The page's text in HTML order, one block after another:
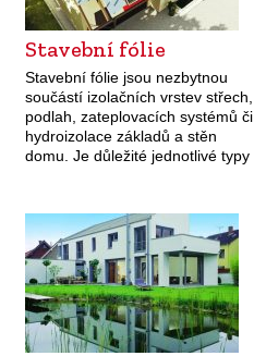
Stavební fólie
Stavební fólie jsou nezbytnou
součástí izolačních vrstev střech,
podlah, zateplovacích systémů či
hydroizolace základů a stěn
domu. Je důležité jednotlivé typy